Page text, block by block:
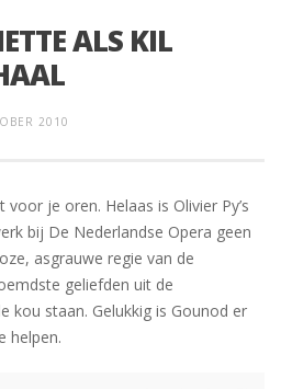
ALS KIL
2010
je oren. Helaas is Olivier Py’s
bij De Nederlandse Opera geen
asgrauwe regie van de
geliefden uit de
kou staan. Gelukkig is Gounod er
helpen.